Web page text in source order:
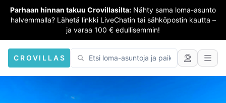
Parhaan hinnan takuu Crovillasilta: Nähty sama loma-asunto
halvemmalla? Lähetä linkki LiveChatin tai sähköpostin kautta –
ja varaa 100 € edullisemmin!
CROVILLAS